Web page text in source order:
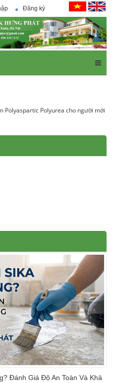
Đăng ký
Polyaspartic Polyurea cho người mới
Đánh Giá Độ An Toàn Và Khả